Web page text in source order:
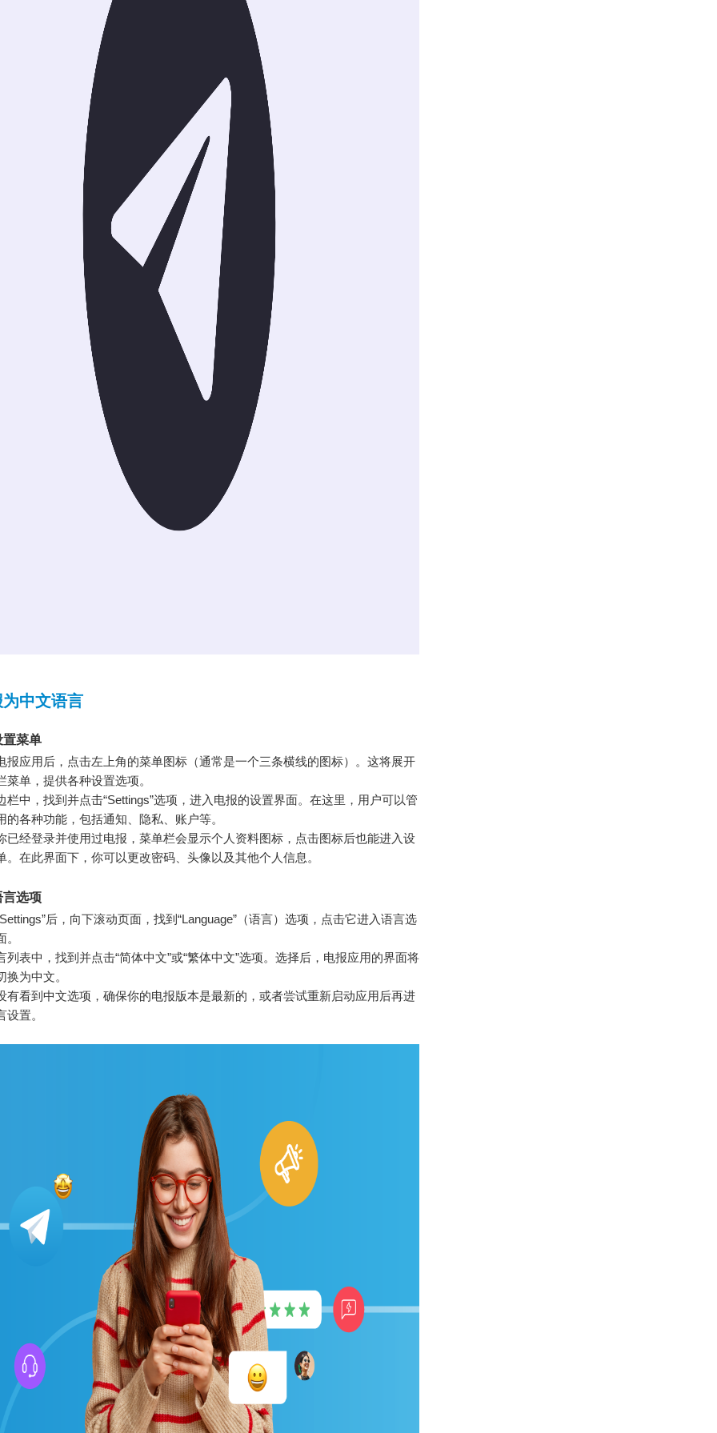
中文语言
置菜单
报应用后，点击左上角的菜单图标（通常是一个三条横线的图标）。这将展开
菜单，提供各种设置选项。
栏中，找到并点击“Settings”选项，进入电报的设置界面。在这里，用户可以管
的各种功能，包括通知、隐私、账户等。
已经登录并使用过电报，菜单栏会显示个人资料图标，点击图标后也能进入设
。在此界面下，你可以更改密码、头像以及其他个人信息。
言选项
后，向下滚动页面，找到“Language”（语言）选项，点击它进入语言选
列表中，找到并点击“简体中文”或“繁体中文”选项。选择后，电报应用的界面将
换为中文。
有看到中文选项，确保你的电报版本是最新的，或者尝试重新启动应用后再进
设置。